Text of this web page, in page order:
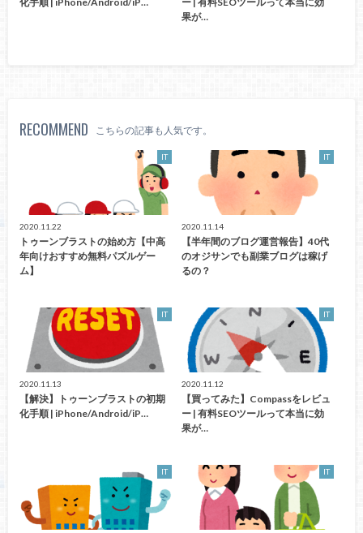
果が…
RECOMMEND こちらの記事も人気です。
IT
2020.11.22
トゥーンブラストの始め方【中高
年向けおすすめ無料パズルゲー
ム】
IT
2020.11.14
【半年間のブログ運営報告】40代
のオジサンでも副業ブログは稼げ
るの？
IT
2020.11.13
【解決】トゥーンブラストの初期
化手順 | iPhone/Android/iP…
IT
2020.11.12
【買ってみた】Compassをレビュ
ー | 有料SEOツールって本当に効
果が…
IT IT